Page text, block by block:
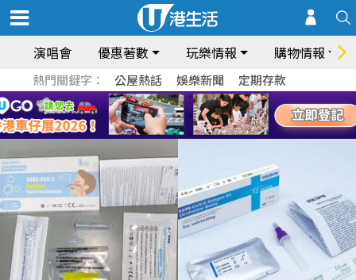
演唱會 優惠著數 玩樂情報 購物情報
熱門關鍵字： 公屋熱話 娛樂新聞 定期存款